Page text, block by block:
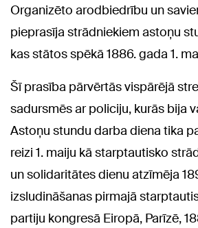
Organizēto arodbiedrību un
pieprasīja strādniekiem astoņu
kas stātos spēkā 1886. gada 1.
Šī prasība pārvērtās vispārējā
sadursmēs ar policiju, kurās bija
Astoņu stundu darba diena tika
reizi 1. maiju kā starptautisko
un solidaritātes dienu atzīmēja
izsludināšanas pirmajā
partiju kongresā Eiropā, Parīzē,